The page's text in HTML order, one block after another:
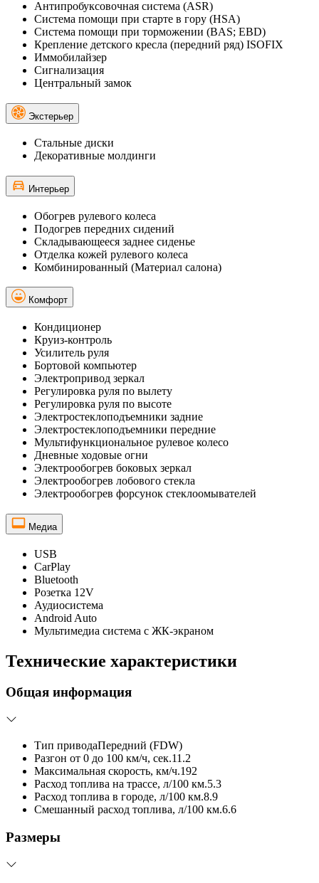
Антипробуксовочная система (ASR)
Система помощи при старте в гору (HSA)
Система помощи при торможении (BAS; EBD)
Крепление детского кресла (передний ряд) ISOFIX
Иммобилайзер
Сигнализация
Центральный замок
Экстерьер
Стальные диски
Декоративные молдинги
Интерьер
Обогрев рулевого колеса
Подогрев передних сидений
Складывающееся заднее сиденье
Отделка кожей рулевого колеса
Комбинированный (Материал салона)
Комфорт
Кондиционер
Круиз-контроль
Усилитель руля
Бортовой компьютер
Электропривод зеркал
Регулировка руля по вылету
Регулировка руля по высоте
Электростеклоподъемники задние
Электростеклоподъемники передние
Мультифункциональное рулевое колесо
Дневные ходовые огни
Электрообогрев боковых зеркал
Электрообогрев лобового стекла
Электрообогрев форсунок стеклоомывателей
Медиа
USB
CarPlay
Bluetooth
Розетка 12V
Аудиосистема
Android Auto
Мультимедиа система с ЖК-экраном
Технические характеристики
Общая информация
Тип приводаПередний (FDW)
Разгон от 0 до 100 км/ч, сек.11.2
Максимальная скорость, км/ч.192
Расход топлива на трассе, л/100 км.5.3
Расход топлива в городе, л/100 км.8.9
Смешанный расход топлива, л/100 км.6.6
Размеры